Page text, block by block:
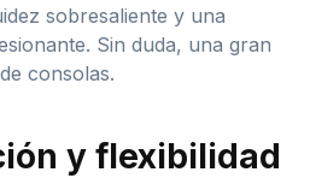
sobresaliente y una
Sin duda, una gran
consolas.
y flexibilidad